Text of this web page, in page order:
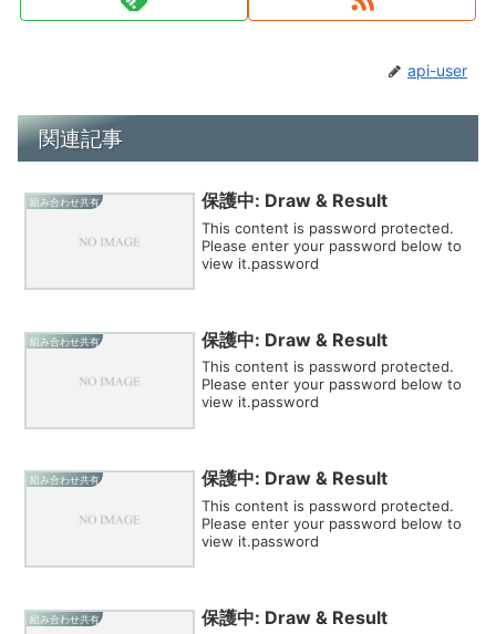
api-user
関連記事
組み合わせ共有 保護中: Draw & Result
This content is password protected.
Please enter your password below to
view it.password
組み合わせ共有 保護中: Draw & Result
This content is password protected.
Please enter your password below to
view it.password
組み合わせ共有 保護中: Draw & Result
This content is password protected.
Please enter your password below to
view it.password
組み合わせ共有 保護中: Draw & Result